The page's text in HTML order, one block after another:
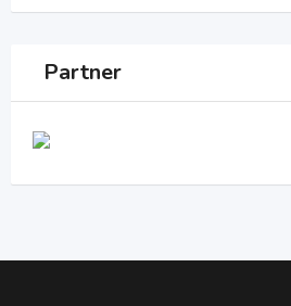
Partner